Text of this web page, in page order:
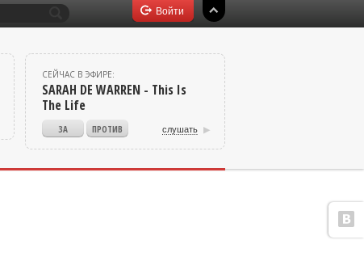
СЕЙЧАС В ЭФИРЕ:
SARAH DE WARREN - This Is
The Life
слушать
v